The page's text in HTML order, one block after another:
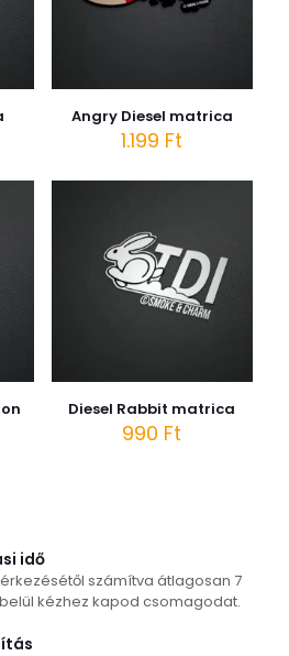
Angry Diesel matrica
1.199 Ft
Diesel Rabbit matrica
990 Ft
idő
számítva átlagosan 7
kézhez kapod csomagodat.